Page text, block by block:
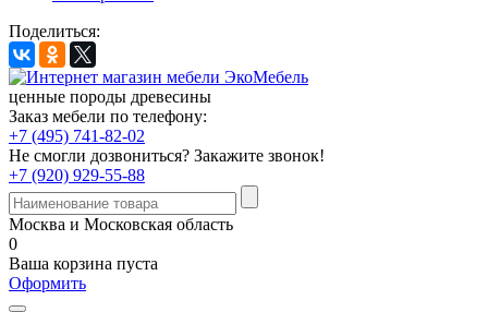
Поделиться:
ценные породы древесины
Заказ мебели по телефону:
+7 (495) 741-82-02
Не смогли дозвониться? Закажите звонок!
+7 (920) 929-55-88
Москва и Московская область
0
Ваша корзина пуста
Оформить